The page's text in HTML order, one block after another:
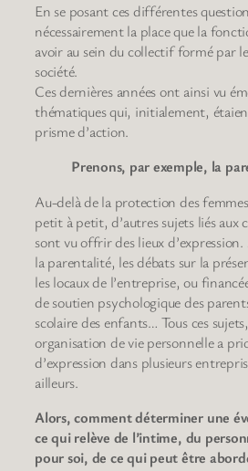
En se posant ces différentes
nécessairement la place que la
avoir au sein du collectif formé par
société.
Ces dernières années ont ainsi vu
thématiques qui, initialement,
prisme d’action.
Prenons, par exemple, la
Au-delà de la protection des
petit à petit, d’autres sujets liés aux
sont vu offrir des lieux
la parentalité, les débats sur la
les locaux de l’entreprise, ou
de soutien psychologique des
scolaire des enfants… Tous ces
organisation de vie personnelle a
d’expression dans plusieurs
ailleurs.
Alors, comment déterminer une
ce qui relève de l’intime, du
pour soi, de ce qui peut être